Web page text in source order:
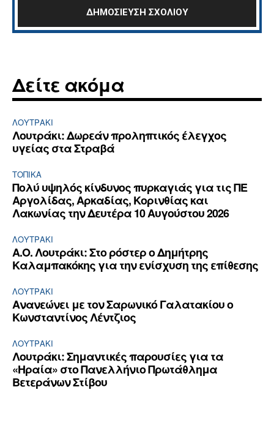
Δείτε ακόμα
ΛΟΥΤΡΆΚΙ
Λουτράκι: Δωρεάν προληπτικός έλεγχος
υγείας στα Στραβά
ΤΟΠΙΚΑ
Πολύ υψηλός κίνδυνος πυρκαγιάς για τις ΠΕ
Αργολίδας, Αρκαδίας, Κορινθίας και
Λακωνίας την Δευτέρα 10 Αυγούστου 2026
ΛΟΥΤΡΆΚΙ
Α.Ο. Λουτράκι: Στο ρόστερ ο Δημήτρης
Καλαμπακόκης για την ενίσχυση της επίθεσης
ΛΟΥΤΡΆΚΙ
Ανανεώνει με τον Σαρωνικό Γαλατακίου ο
Κωνσταντίνος Λέντζιος
ΛΟΥΤΡΆΚΙ
Λουτράκι: Σημαντικές παρουσίες για τα
«Ηραία» στο Πανελλήνιο Πρωτάθλημα
Βετεράνων Στίβου